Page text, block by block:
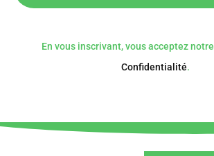
En vous inscrivant, vous acceptez notre
Confidentialité.